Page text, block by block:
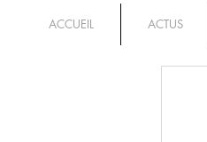
ACCUEIL ACTUS